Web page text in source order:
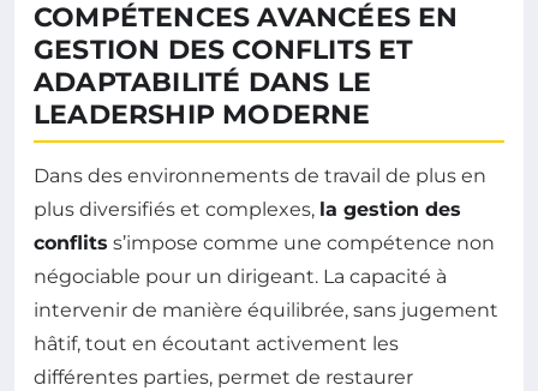
COMPÉTENCES AVANCÉES EN
GESTION DES CONFLITS ET
ADAPTABILITÉ DANS LE
LEADERSHIP MODERNE
Dans des environnements de travail de plus en
plus diversifiés et complexes, la gestion des
conflits s’impose comme une compétence non
négociable pour un dirigeant. La capacité à
intervenir de manière équilibrée, sans jugement
hâtif, tout en écoutant activement les
différentes parties, permet de restaurer